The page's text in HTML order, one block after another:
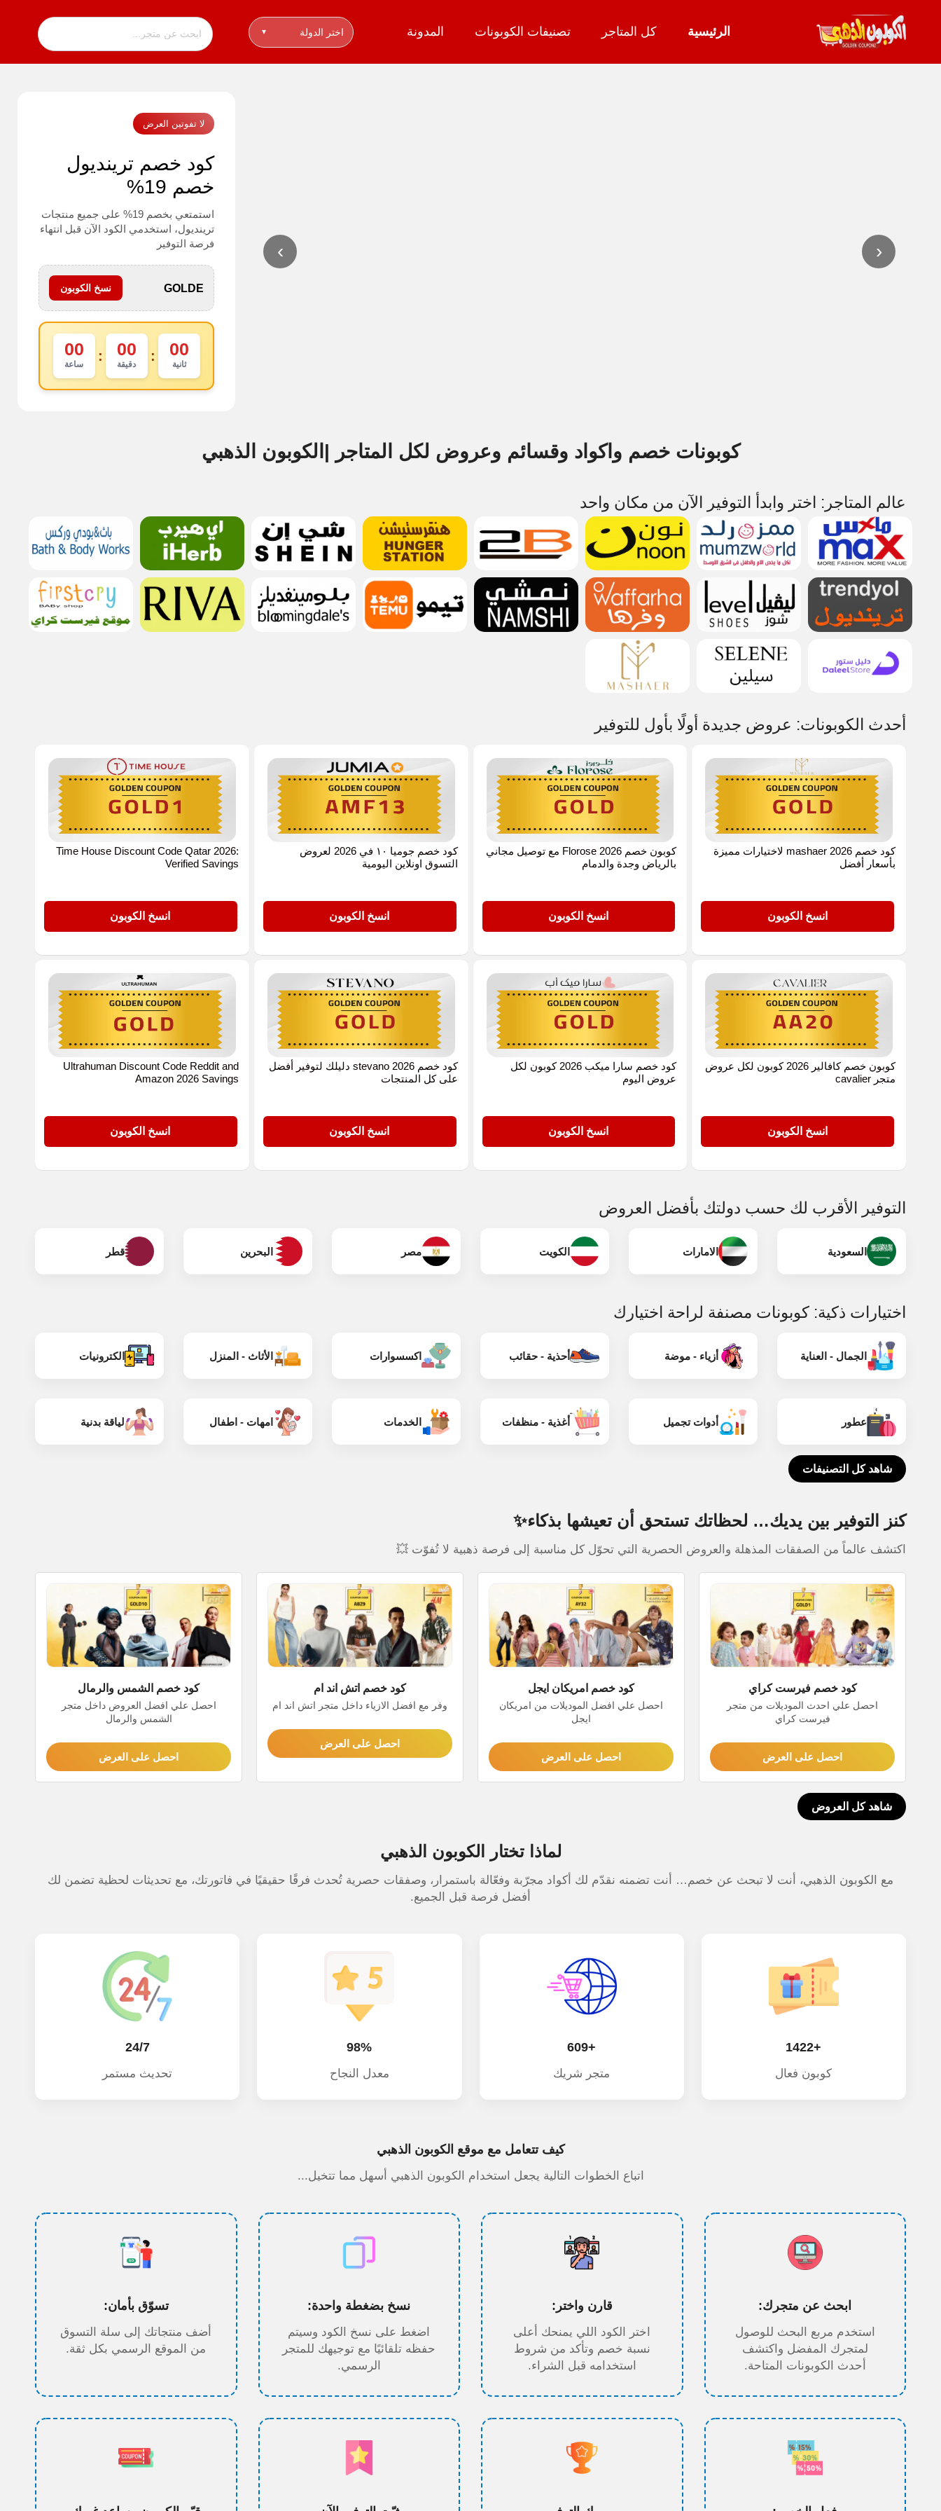
تخطي
المحتوى
الرئيسية كل المتاجر تصنيفات الكوبونات المدونة اختر الدولة ▾
‹
›
لا تفوتين العرض
كود خصم ترينديول
خصم 19%
استمتعي بخصم 19% على جميع منتجات
ترينديول، استخدمي الكود الآن قبل انتهاء
فرصة التوفير
GOLDE نسخ الكوبون
00
ساعة
: 00
دقيقة
: 00
ثانية
كوبونات خصم واكواد وقسائم وعروض لكل المتاجر |الكوبون الذهبي
عالم المتاجر: اختر وابدأ التوفير الآن من مكان واحد
أحدث الكوبونات: عروض جديدة أولًا بأول للتوفير
كود خصم mashaer 2026 لاختيارات مميزة
بأسعار أفضل
انسخ الكوبون
كوبون خصم Florose 2026 مع توصيل مجاني
بالرياض وجدة والدمام
انسخ الكوبون
كود خصم جوميا ١٠ في 2026 لعروض
التسوق اونلاين اليومية
انسخ الكوبون
Time House Discount Code Qatar 2026:
Verified Savings
انسخ الكوبون
كوبون خصم كافالير 2026 كوبون لكل عروض
متجر cavalier
انسخ الكوبون
كود خصم سارا ميكب 2026 كوبون لكل
عروض اليوم
انسخ الكوبون
كود خصم stevano 2026 دليلك لتوفير أفضل
على كل المنتجات
انسخ الكوبون
Ultrahuman Discount Code Reddit and
Amazon 2026 Savings
انسخ الكوبون
التوفير الأقرب لك حسب دولتك بأفضل العروض
السعودية الامارات الكويت مصر البحرين قطر
اختيارات ذكية: كوبونات مصنفة لراحة اختيارك
الجمال - العناية أزياء - موضة أحذية - حقائب اكسسوارات الأثاث - المنزل الكترونيات
عطور أدوات تجميل أغذية - منظفات الخدمات امهات - اطفال لياقة بدنية
شاهد كل التصنيفات
كنز التوفير بين يديك… لحظاتك تستحق أن تعيشها بذكاء✨
اكتشف عالماً من الصفقات المذهلة والعروض الحصرية التي تحوّل كل مناسبة إلى فرصة ذهبية لا تُفوّت 💥
كود خصم فيرست كراي
احصل علي احدث الموديلات من متجر
فيرست كراي
احصل على العرض
كود خصم امريكان ايجل
احصل علي افضل الموديلات من امريكان
ايجل
احصل على العرض
كود خصم اتش اند ام
وفر مع افضل الازياء داخل متجر اتش اند ام
احصل على العرض
كود خصم الشمس والرمال
احصل علي افضل العروض داخل متجر
الشمس والرمال
احصل على العرض
شاهد كل العروض
لماذا تختار الكوبون الذهبي
مع الكوبون الذهبي، أنت لا تبحث عن خصم… أنت تضمنه نقدّم لك أكواد مجرّبة وفعّالة باستمرار، وصفقات حصرية تُحدث فرقًا حقيقيًا في فاتورتك، مع تحديثات لحظية تضمن لك
أفضل فرصة قبل الجميع.
+1422
كوبون فعال
+609
متجر شريك
98%
معدل النجاح
24/7
تحديث مستمر
كيف تتعامل مع موقع الكوبون الذهبي
اتباع الخطوات التالية يجعل استخدام الكوبون الذهبي أسهل مما تتخيل...
ابحث عن متجرك:
استخدم مربع البحث للوصول
لمتجرك المفضل واكتشف
أحدث الكوبونات المتاحة.
قارن واختر:
اختر الكود اللي يمنحك أعلى
نسبة خصم وتأكد من شروط
استخدامه قبل الشراء.
نسخ بضغطة واحدة:
اضغط على نسخ الكود وسيتم
حفظه تلقائيًا مع توجيهك للمتجر
الرسمي.
تسوّق بأمان:
أضف منتجاتك إلى سلة التسوق
من الموقع الرسمي بكل ثقة.